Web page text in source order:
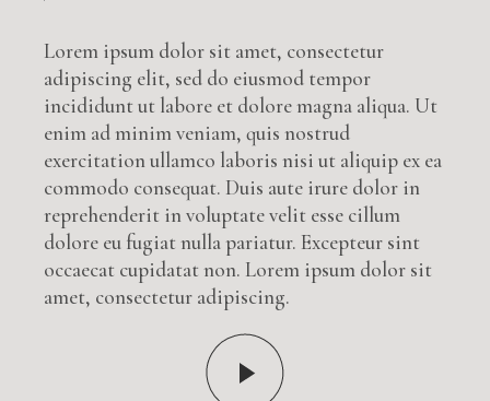
Lorem ipsum dolor sit amet, consectetur
adipiscing elit, sed do eiusmod tempor
incididunt ut labore et dolore magna aliqua. Ut
enim ad minim veniam, quis nostrud
exercitation ullamco laboris nisi ut aliquip ex ea
commodo consequat. Duis aute irure dolor in
reprehenderit in voluptate velit esse cillum
dolore eu fugiat nulla pariatur. Excepteur sint
occaecat cupidatat non. Lorem ipsum dolor sit
amet, consectetur adipiscing.